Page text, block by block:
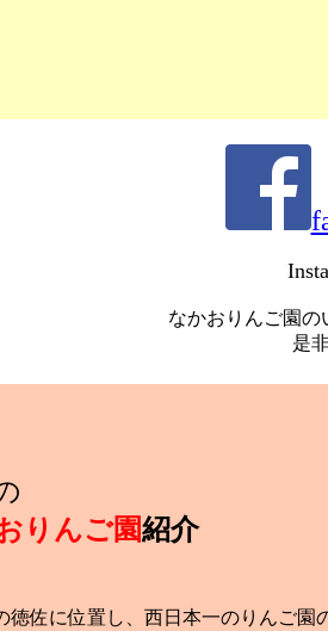
なかおりんご園
是
りんご園紹介
徳佐に位置し、西日本一のりんご園